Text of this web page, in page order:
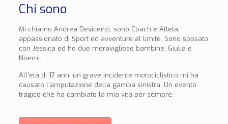
Chi sono
Mi chiamo Andrea Devicenzi, sono Coach e Atleta,
appassionato di Sport ed avventure al limite. Sono sposato
con Jessica ed ho due meravigliose bambine, Giulia e
Noemi.
All’età di 17 anni un grave incidente motociclistico mi ha
causato l’amputazione della gamba sinistra. Un evento
tragico che ha cambiato la mia vita per sempre.